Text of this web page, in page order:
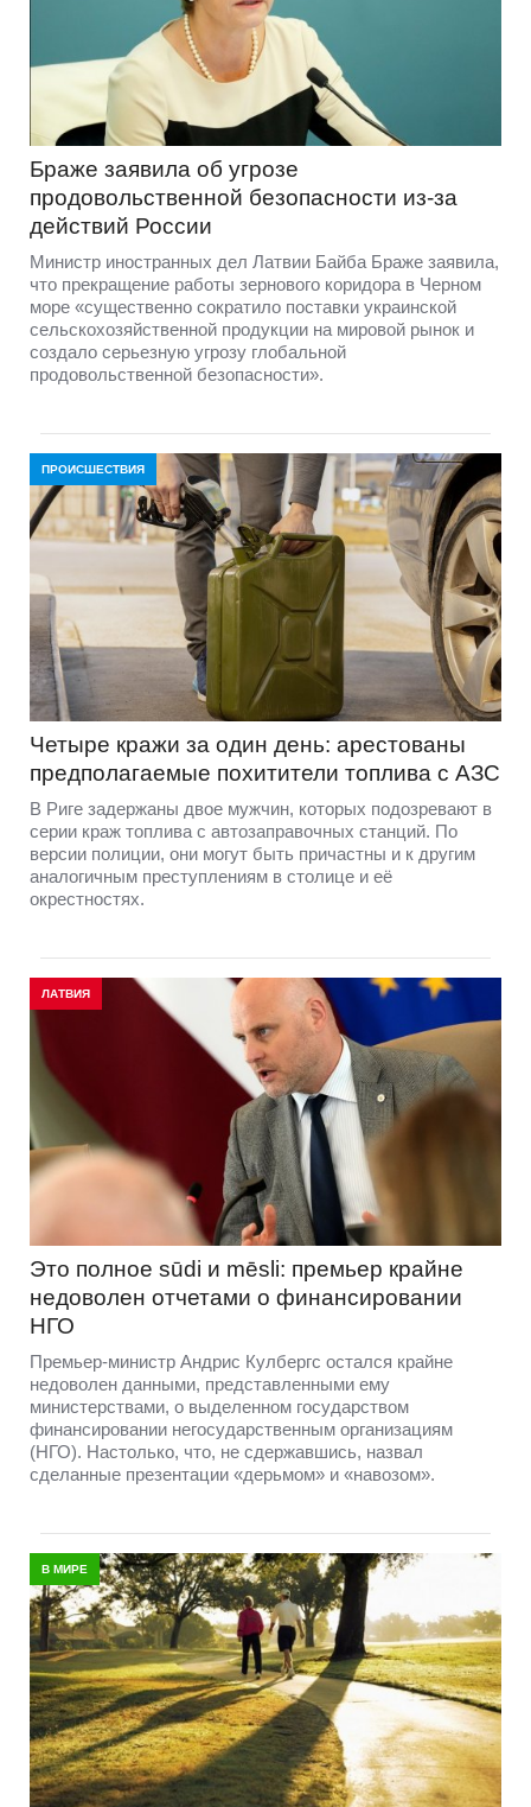
Браже заявила об угрозе
продовольственной безопасности из-за
действий России
Министр иностранных дел Латвии Байба Браже заявила,
что прекращение работы зернового коридора в Черном
море «существенно сократило поставки украинской
сельскохозяйственной продукции на мировой рынок и
создало серьезную угрозу глобальной
продовольственной безопасности».
ПРОИСШЕСТВИЯ
Четыре кражи за один день: арестованы
предполагаемые похитители топлива с АЗС
В Риге задержаны двое мужчин, которых подозревают в
серии краж топлива с автозаправочных станций. По
версии полиции, они могут быть причастны и к другим
аналогичным преступлениям в столице и её
окрестностях.
ЛАТВИЯ
Это полное sūdi и mēsli: премьер крайне
недоволен отчетами о финансировании
НГО
Премьер-министр Андрис Кулбергс остался крайне
недоволен данными, представленными ему
министерствами, о выделенном государством
финансировании негосударственным организациям
(НГО). Настолько, что, не сдержавшись, назвал
сделанные презентации «дерьмом» и «навозом».
В МИРЕ